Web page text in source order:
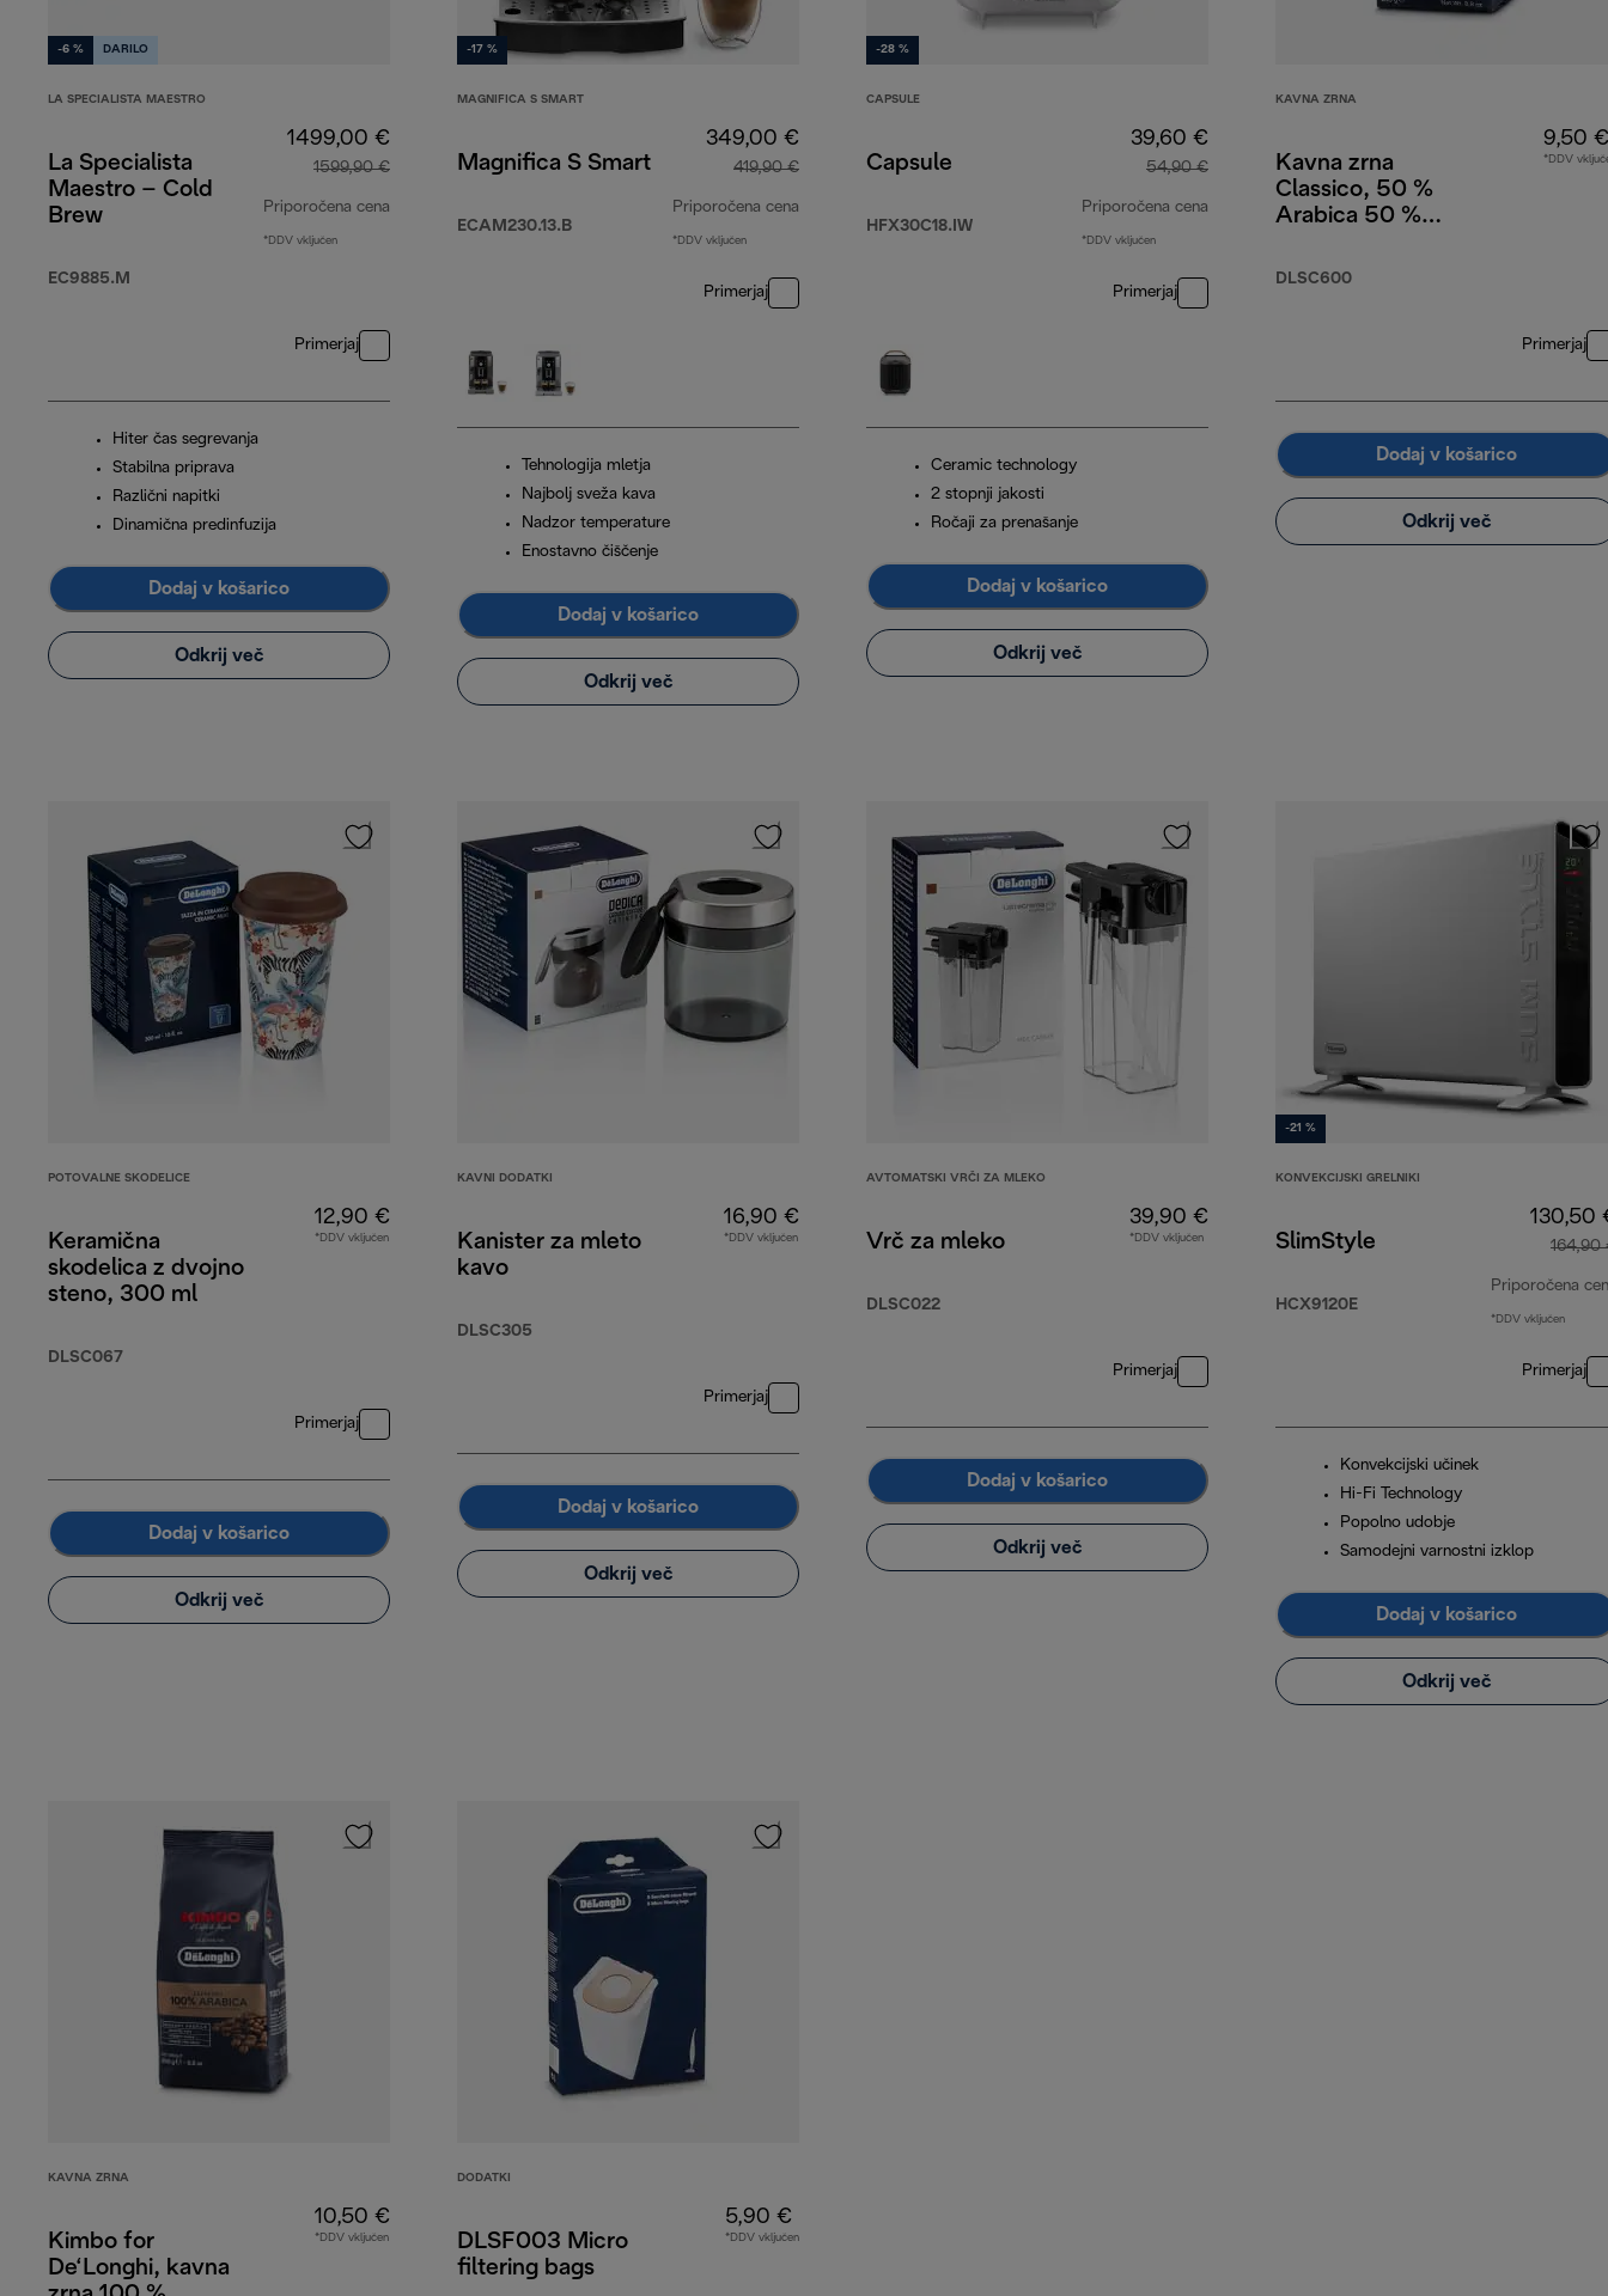
-6 % DARILO
LA SPECIALISTA MAESTRO
La Specialista
Maestro – Cold
Brew
EC9885.M
1499,00 €
1599,90 €
Priporočena cena
*DDV vključen
Primerjaj
Hiter čas segrevanja
Stabilna priprava
Različni napitki
Dinamična predinfuzija
Dodaj v košarico
Odkrij več
-17 %
MAGNIFICA S SMART
Magnifica S Smart
ECAM230.13.B
349,00 €
419,90 €
Priporočena cena
*DDV vključen
Primerjaj
Tehnologija mletja
Najbolj sveža kava
Nadzor temperature
Enostavno čiščenje
Dodaj v košarico
Odkrij več
-28 %
CAPSULE
Capsule
HFX30C18.IW
39,60 €
54,90 €
Priporočena cena
*DDV vključen
Primerjaj
Ceramic technology
2 stopnji jakosti
Ročaji za prenašanje
Dodaj v košarico
Odkrij več
KAVNA ZRNA
Kavna zrna
Classico, 50 %
Arabica 50 %
DLSC600
9,50 €
*DDV
Primerjaj
Dodaj v košarico
Odkrij več
POTOVALNE SKODELICE
Keramična
skodelica z dvojno
steno, 300 ml
DLSC067
12,90 €
*DDV vključen
Primerjaj
Dodaj v košarico
Odkrij več
KAVNI DODATKI
Kanister za mleto
kavo
DLSC305
16,90 €
*DDV vključen
Primerjaj
Dodaj v košarico
Odkrij več
AVTOMATSKI VRČI ZA MLEKO
Vrč za mleko
DLSC022
39,90 €
*DDV vključen
Primerjaj
Dodaj v košarico
Odkrij več
-21 %
KONVEKCIJSKI GRELNIKI
SlimStyle
HCX9120E
130,50
164,90
Priporočena
*DDV vključen
Primerjaj
Konvekcijski učinek
Hi-Fi Technology
Popolno udobje
Samodejni varnostni izklop
Dodaj v košarico
Odkrij več
KAVNA ZRNA
Kimbo for
De‘Longhi, kavna
10,50 €
*DDV vključen
DODATKI
DLSF003 Micro
filtering bags
5,90 €
*DDV vključen